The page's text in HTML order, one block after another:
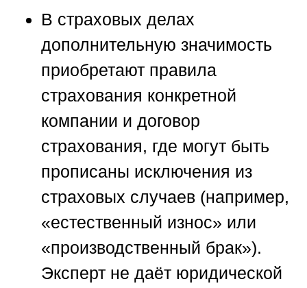
В страховых делах
дополнительную значимость
приобретают правила
страхования конкретной
компании и договор
страхования, где могут быть
прописаны исключения из
страховых случаев (например,
«естественный износ» или
«производственный брак»).
Эксперт не даёт юридической